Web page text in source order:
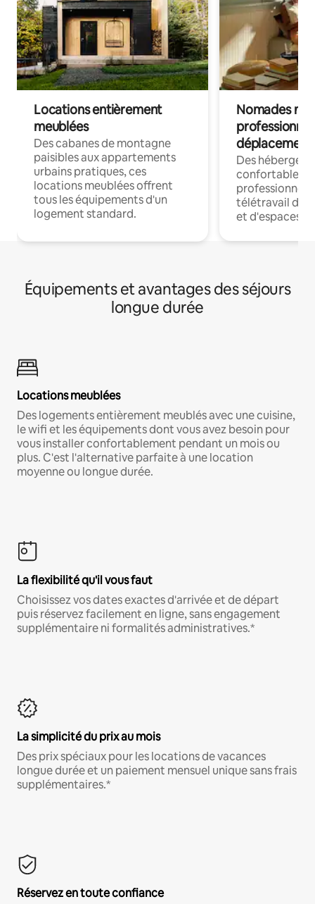
Locations entièrement
meublées
Des cabanes de montagne
paisibles aux appartements
urbains pratiques, ces
locations meublées offrent
tous les équipements d'un
logement standard.
Nomades
déplacement
Des
confortables
professionnels
télétravail
et d'espaces
Équipements et avantages des séjours
longue durée
Locations meublées
Des logements entièrement meublés avec une cuisine,
le wifi et les équipements dont vous avez besoin pour
vous installer confortablement pendant un mois ou
plus. C'est l'alternative parfaite à une location
moyenne ou longue durée.
La flexibilité qu'il vous faut
Choisissez vos dates exactes d'arrivée et de départ
puis réservez facilement en ligne, sans engagement
supplémentaire ni formalités administratives.*
La simplicité du prix au mois
Des prix spéciaux pour les locations de vacances
longue durée et un paiement mensuel unique sans frais
supplémentaires.*
Réservez en toute confiance